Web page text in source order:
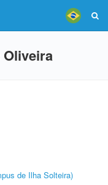
de Ilha Solteira)